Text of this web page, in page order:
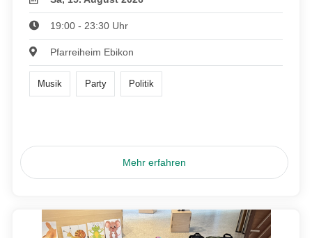
19:00 - 23:30 Uhr
Pfarreiheim Ebikon
Musik Party Politik
Mehr erfahren